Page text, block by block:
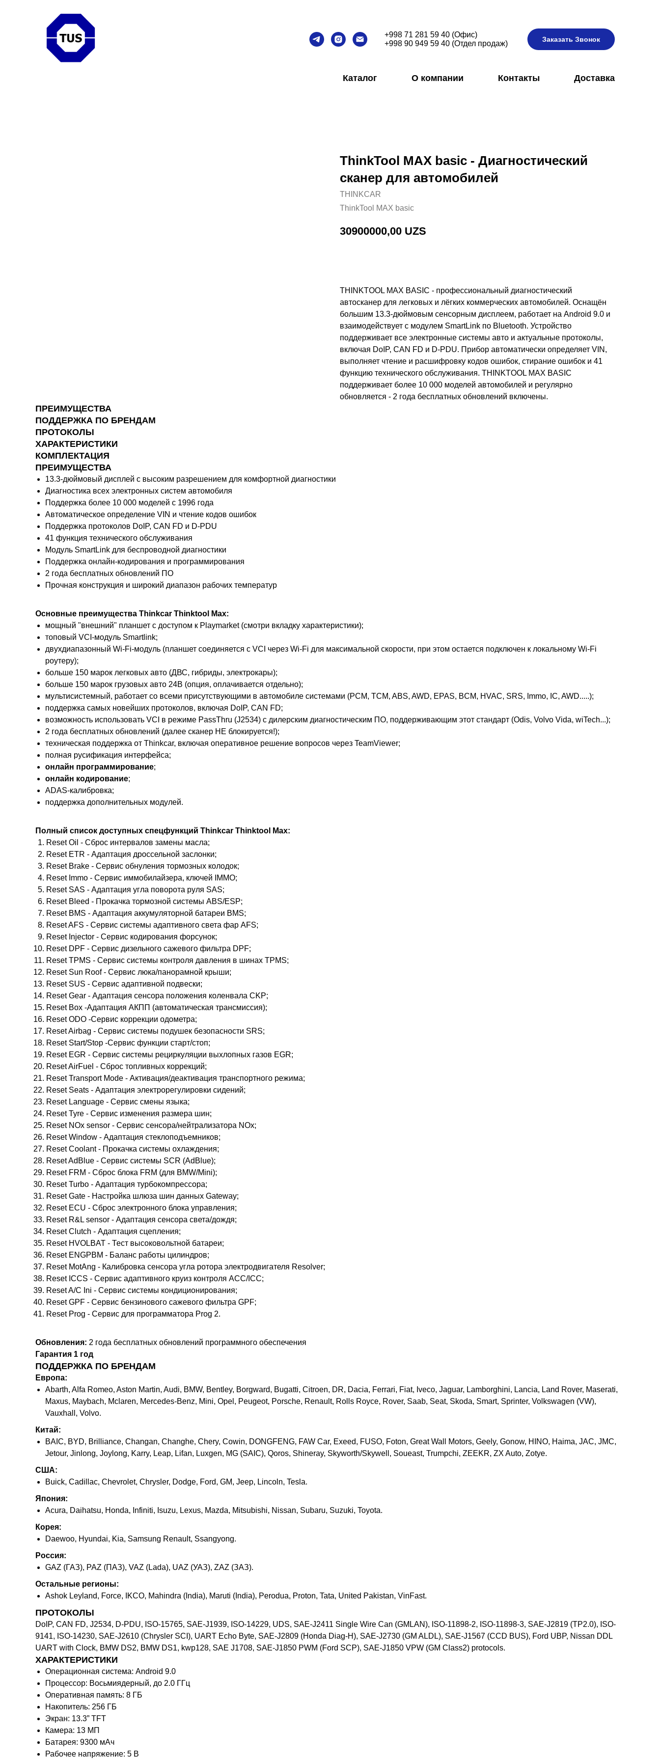
+998 71 281 59 40 (Офис)
+998 90 949 59 40 (Отдел продаж)
Заказать Звонок
Каталог О компании Контакты Доставка
ThinkTool MAX basic - Диагностический
сканер для автомобилей
THINKCAR
ThinkTool MAX basic
30900000,00 UZS
THINKTOOL MAX BASIC - профессиональный диагностический
автосканер для легковых и лёгких коммерческих автомобилей. Оснащён
большим 13.3-дюймовым сенсорным дисплеем, работает на Android 9.0 и
взаимодействует с модулем SmartLink по Bluetooth. Устройство
поддерживает все электронные системы авто и актуальные протоколы,
включая DoIP, CAN FD и D-PDU. Прибор автоматически определяет VIN,
выполняет чтение и расшифровку кодов ошибок, стирание ошибок и 41
функцию технического обслуживания. THINKTOOL MAX BASIC
поддерживает более 10 000 моделей автомобилей и регулярно
обновляется - 2 года бесплатных обновлений включены.
ПРЕИМУЩЕСТВА
ПОДДЕРЖКА ПО БРЕНДАМ
ПРОТОКОЛЫ
ХАРАКТЕРИСТИКИ
КОМПЛЕКТАЦИЯ
ПРЕИМУЩЕСТВА
13.3-дюймовый дисплей с высоким разрешением для комфортной диагностики
Диагностика всех электронных систем автомобиля
Поддержка более 10 000 моделей с 1996 года
Автоматическое определение VIN и чтение кодов ошибок
Поддержка протоколов DoIP, CAN FD и D-PDU
41 функция технического обслуживания
Модуль SmartLink для беспроводной диагностики
Поддержка онлайн-кодирования и программирования
2 года бесплатных обновлений ПО
Прочная конструкция и широкий диапазон рабочих температур
Основные преимущества Thinkcar Thinktool Max:
мощный "внешний" планшет с доступом к Playmarket (смотри вкладку характеристики);
топовый VCI-модуль Smartlink;
двухдиапазонный Wi-Fi-модуль (планшет соединяется с VCI через Wi-Fi для максимальной скорости, при этом остается подключен к локальному Wi-Fi
роутеру);
больше 150 марок легковых авто (ДВС, гибриды, электрокары);
больше 150 марок грузовых авто 24В (опция, оплачивается отдельно);
мультисистемный, работает со всеми присутствующими в автомобиле системами (PCM, TCM, ABS, AWD, EPAS, BCM, HVAC, SRS, Immo, IC, AWD.....);
поддержка самых новейших протоколов, включая DoIP, CAN FD;
возможность использовать VCI в режиме PassThru (J2534) с дилерским диагностическим ПО, поддерживающим этот стандарт (Odis, Volvo Vida, wiTech...);
2 года бесплатных обновлений (далее сканер НЕ блокируется!);
техническая поддержка от Thinkcar, включая оперативное решение вопросов через TeamViewer;
полная русификация интерфейса;
онлайн программирование;
онлайн кодирование;
ADAS-калибровка;
поддержка дополнительных модулей.
Полный список доступных спецфункций Thinkcar Thinktool Max:
Reset Oil - Сброс интервалов замены масла;
Reset ETR - Адаптация дроссельной заслонки;
Reset Brake - Сервис обнуления тормозных колодок;
Reset Immo - Сервис иммобилайзера, ключей IMMO;
Reset SAS - Адаптация угла поворота руля SAS;
Reset Bleed - Прокачка тормозной системы ABS/ESP;
Reset BMS - Адаптация аккумуляторной батареи BMS;
Reset AFS - Сервис системы адаптивного света фар AFS;
Reset Injector - Сервис кодирования форсунок;
Reset DPF - Сервис дизельного сажевого фильтра DPF;
Reset TPMS - Сервис системы контроля давления в шинах TPMS;
Reset Sun Roof - Сервис люка/панорамной крыши;
Reset SUS - Сервис адаптивной подвески;
Reset Gear - Адаптация сенсора положения коленвала CKP;
Reset Box -Адаптация АКПП (автоматическая трансмиссия);
Reset ODO -Сервис коррекции одометра;
Reset Airbag - Сервис системы подушек безопасности SRS;
Reset Start/Stop -Сервис функции старт/стоп;
Reset EGR - Сервис системы рециркуляции выхлопных газов EGR;
Reset AirFuel - Сброс топливных коррекций;
Reset Transport Mode - Активация/деактивация транспортного режима;
Reset Seats - Адаптация электрорегулировки сидений;
Reset Language - Сервис смены языка;
Reset Tyre - Сервис изменения размера шин;
Reset NOx sensor - Сервис сенсора/нейтрализатора NOx;
Reset Window - Адаптация стеклоподъемников;
Reset Coolant - Прокачка системы охлаждения;
Reset AdBlue - Сервис системы SCR (AdBlue);
Reset FRM - Сброс блока FRM (для BMW/Mini);
Reset Turbo - Адаптация турбокомпрессора;
Reset Gate - Настройка шлюза шин данных Gateway;
Reset ECU - Сброс электронного блока управления;
Reset R&L sensor - Адаптация сенсора света/дождя;
Reset Clutch - Адаптация сцепления;
Reset HVOLBAT - Тест высоковольтной батареи;
Reset ENGPBM - Баланс работы цилиндров;
Reset MotAng - Калибровка сенсора угла ротора электродвигателя Resolver;
Reset ICCS - Сервис адаптивного круиз контроля ACC/ICC;
Reset A/C Ini - Сервис системы кондиционирования;
Reset GPF - Сервис бензинового сажевого фильтра GPF;
Reset Prog - Сервис для программатора Prog 2.
Обновления: 2 года бесплатных обновлений программного обеспечения
Гарантия 1 год
ПОДДЕРЖКА ПО БРЕНДАМ
Европа:
Abarth, Alfa Romeo, Aston Martin, Audi, BMW, Bentley, Borgward, Bugatti, Citroen, DR, Dacia, Ferrari, Fiat, Iveco, Jaguar, Lamborghini, Lancia, Land Rover, Maserati,
Maxus, Maybach, Mclaren, Mercedes-Benz, Mini, Opel, Peugeot, Porsche, Renault, Rolls Royce, Rover, Saab, Seat, Skoda, Smart, Sprinter, Volkswagen (VW),
Vauxhall, Volvo.
Китай:
BAIC, BYD, Brilliance, Changan, Changhe, Chery, Cowin, DONGFENG, FAW Car, Exeed, FUSO, Foton, Great Wall Motors, Geely, Gonow, HINO, Haima, JAC, JMC,
Jetour, Jinlong, Joylong, Karry, Leap, Lifan, Luxgen, MG (SAIC), Qoros, Shineray, Skyworth/Skywell, Soueast, Trumpchi, ZEEKR, ZX Auto, Zotye.
США:
Buick, Cadillac, Chevrolet, Chrysler, Dodge, Ford, GM, Jeep, Lincoln, Tesla.
Япония:
Acura, Daihatsu, Honda, Infiniti, Isuzu, Lexus, Mazda, Mitsubishi, Nissan, Subaru, Suzuki, Toyota.
Корея:
Daewoo, Hyundai, Kia, Samsung Renault, Ssangyong.
Россия:
GAZ (ГАЗ), PAZ (ПАЗ), VAZ (Lada), UAZ (УАЗ), ZAZ (ЗАЗ).
Остальные регионы:
Ashok Leyland, Force, IKCO, Mahindra (India), Maruti (India), Perodua, Proton, Tata, United Pakistan, VinFast.
ПРОТОКОЛЫ
DoIP, CAN FD, J2534, D-PDU, ISO-15765, SAE-J1939, ISO-14229, UDS, SAE-J2411 Single Wire Can (GMLAN), ISO-11898-2, ISO-11898-3, SAE-J2819 (TP2.0), ISO-
9141, ISO-14230, SAE-J2610 (Chrysler SCI), UART Echo Byte, SAE-J2809 (Honda Diag-H), SAE-J2730 (GM ALDL), SAE-J1567 (CCD BUS), Ford UBP, Nissan DDL
UART with Clock, BMW DS2, BMW DS1, kwp128, SAE J1708, SAE-J1850 PWM (Ford SCP), SAE-J1850 VPW (GM Class2) protocols.
ХАРАКТЕРИСТИКИ
Операционная система: Android 9.0
Процессор: Восьмиядерный, до 2.0 ГГц
Оперативная память: 8 ГБ
Накопитель: 256 ГБ
Экран: 13.3” TFT
Камера: 13 МП
Батарея: 9300 мАч
Рабочее напряжение: 5 В